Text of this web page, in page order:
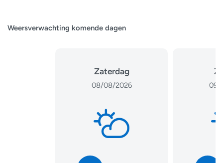
Weersverwachting komende dagen
Zaterdag
08/08/2026 09/